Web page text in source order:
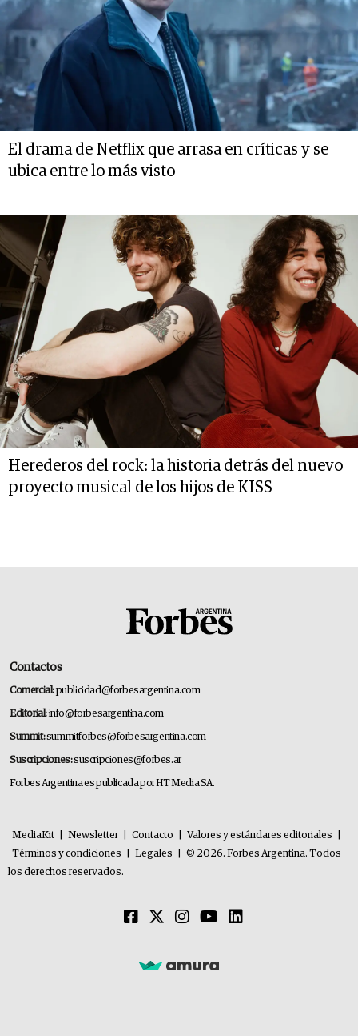
El drama de Netflix que arrasa en críticas y se
ubica entre lo más visto
Herederos del rock: la historia detrás del nuevo
proyecto musical de los hijos de KISS
Contactos
Comercial:publicidad@forbesargentina.com
Editorial:info@forbesargentina.com
Summit:summitforbes@forbesargentina.com
Suscripciones:suscripciones@forbes.ar
Forbes Argentina es publicada por HT Media SA.
MediaKit Newsletter Contacto Valores y estándares editoriales
Términos y condiciones
Legales
© 2026. Forbes Argentina. Todos
los derechos reservados.